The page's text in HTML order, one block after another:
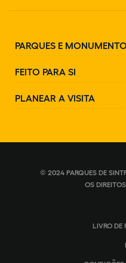
PARQUES E
FEITO PARA SI
PLANEAR A VISITA
© 2024 PARQUES DE
OS
LIVRO DE